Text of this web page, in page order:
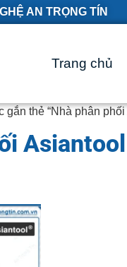
AN TRỌNG TÍN
Trang chủ
gắn thẻ “Nhà phân